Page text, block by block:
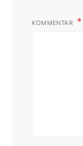
KOMMENTAR